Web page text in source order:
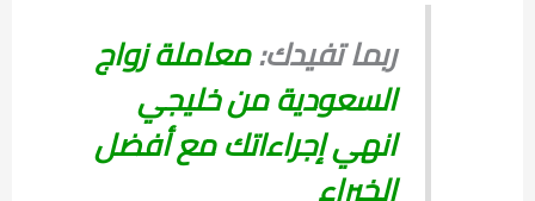
ربما تفيدك:معاملة زواج
السعودية من خليجي
انهي إجراءاتك مع أفضل